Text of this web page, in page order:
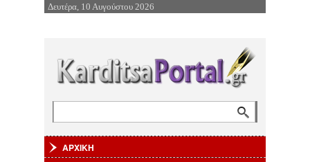
Επιστροφή στην Πλοήγηση
Δευτέρα, 10 Αυγούστου 2026
ΑΡΧΙΚΗ